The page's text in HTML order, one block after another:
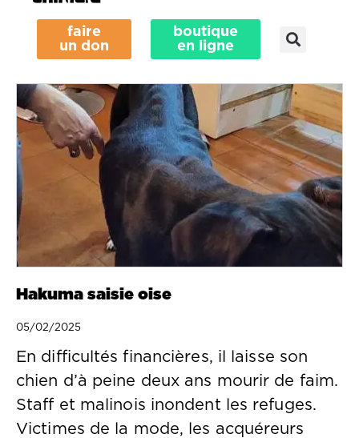
faire
un don
boutique
en ligne
Hakuma saisie oise
05/02/2025
En difficultés financières, il laisse son
chien d’à peine deux ans mourir de faim.
Staff et malinois inondent les refuges.
Victimes de la mode, les acquéreurs